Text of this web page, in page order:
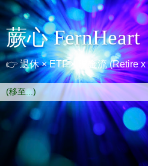
蕨心 FernHeart
👉 退休 × ETF × 現金流 (Retire